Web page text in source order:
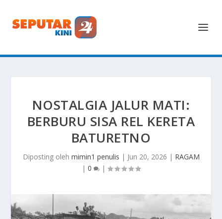
NOSTALGIA JALUR MATI:
BERBURU SISA REL KERETA
BATURETNO
Diposting oleh mimin1 penulis | Jun 20, 2026 | RAGAM
| 0 |